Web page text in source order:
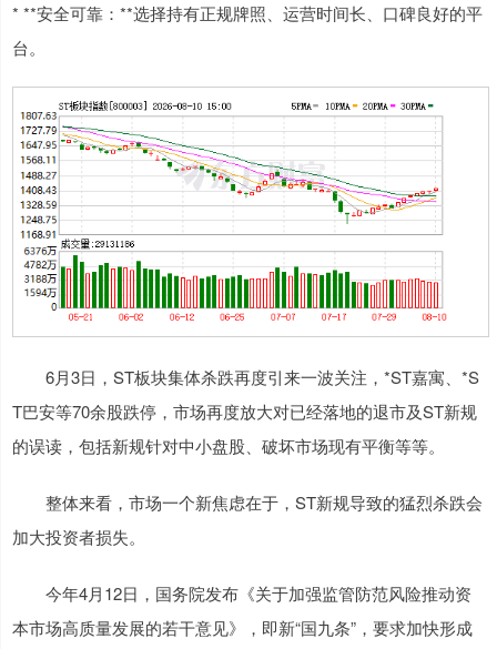
* **安全可靠：**选择持有正规牌照、运营时间长、口碑良好的平
台。
6月3日，ST板块集体杀跌再度引来一波关注，*ST嘉寓、*S
T巴安等70余股跌停，市场再度放大对已经落地的退市及ST新规
的误读，包括新规针对中小盘股、破坏市场现有平衡等等。
整体来看，市场一个新焦虑在于，ST新规导致的猛烈杀跌会
加大投资者损失。
今年4月12日，国务院发布《关于加强监管防范风险推动资
本市场高质量发展的若干意见》，即新“国九条”，要求加快形成